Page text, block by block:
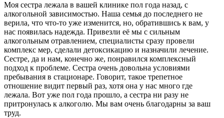
Моя сестра лежала в вашей клинике пол года назад, с
алкогольной зависимостью. Наша семья до последнего не
верила, что что-то уже изменится, но, обратившись к вам, у
нас появилась надежда. Привезли её мы с сильным
алкогольным отравлением, специалисты сразу провели
комплекс мер, сделали детоксикацию и назначили лечение.
Сестре, да и нам, конечно же, понравился комплексный
подход к проблеме. Сестра очень довольна условиями
пребывания в стационаре. Говорит, такое трепетное
отношение видит первый раз, хотя она у нас много где
лежала. Вот уже пол года прошло, а сестра ни разу не
притронулась к алкоголю. Мы вам очень благодарны за ваш
труд.